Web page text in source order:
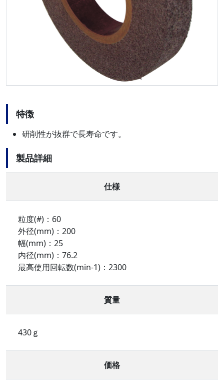
特徴
研削性が抜群で長寿命です。
製品詳細
仕様
粒度(#)：60
外径(mm)：200
幅(mm)：25
内径(mm)：76.2
最高使用回転数(min-1)：2300
質量
430ｇ
価格